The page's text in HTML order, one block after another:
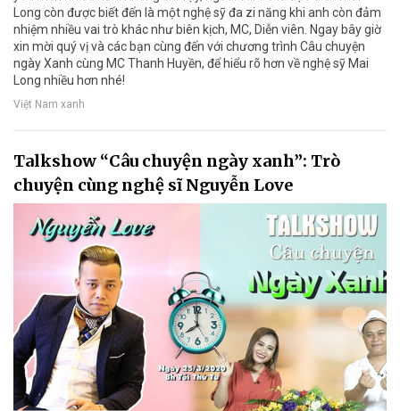
Long còn được biết đến là một nghệ sỹ đa zi năng khi anh còn đảm
nhiệm nhiều vai trò khác như biên kịch, MC, Diễn viên. Ngay bây giờ
xin mời quý vị và các bạn cùng đến với chương trình Câu chuyện
ngày Xanh cùng MC Thanh Huyền, để hiểu rõ hơn về nghệ sỹ Mai
Long nhiều hơn nhé!
Việt Nam xanh
Talkshow “Câu chuyện ngày xanh”: Trò
chuyện cùng nghệ sĩ Nguyễn Love